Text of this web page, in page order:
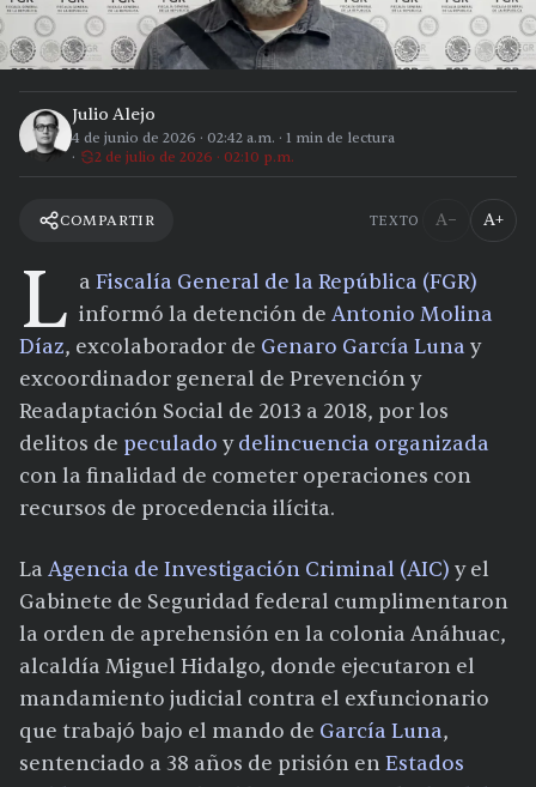
Julio Alejo
4 de junio de 2026 · 02:42 a.m. · 1 min de lectura
2 de julio de 2026 · 02:10 p.m.
COMPARTIR TEXTO A− A+
L a Fiscalía General de la República (FGR)
informó la detención de Antonio Molina
Díaz, excolaborador de Genaro García Luna y
excoordinador general de Prevención y
Readaptación Social de 2013 a 2018, por los
delitos de peculado ydelincuencia organizada
con la finalidad de cometer operaciones con
recursos de procedencia ilícita.
La Agencia de Investigación Criminal (AIC) y el
Gabinete de Seguridad federal cumplimentaron
la orden de aprehensión en la colonia Anáhuac,
alcaldía Miguel Hidalgo, donde ejecutaron el
mandamiento judicial contra el exfuncionario
que trabajó bajo el mando de García Luna,
sentenciado a 38 años de prisión enEstados